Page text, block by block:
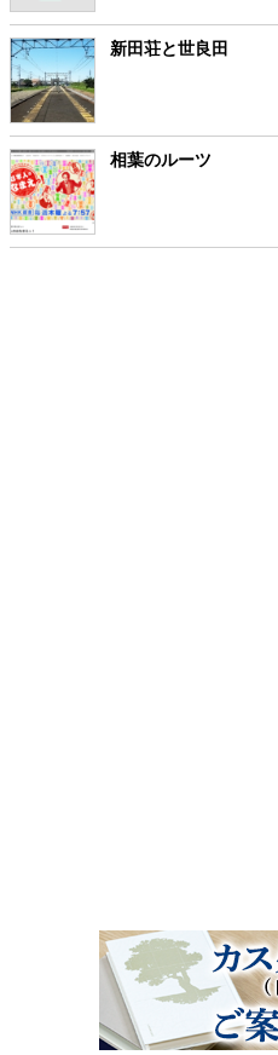
新田荘と世良田
相葉のルーツ